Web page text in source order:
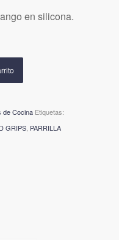
en silicona.
de Cocina Etiquetas:
GRIPS, PARRILLA